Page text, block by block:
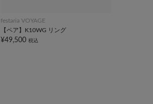
festaria VOYAGE
【ペア】K10WG リング
¥49,500 税込